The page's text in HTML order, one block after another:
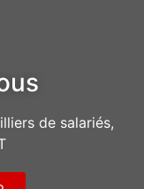
de salariés,